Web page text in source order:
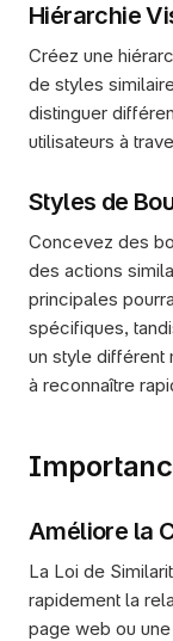
Hiérarchie
Créez une
de styles
distinguer
utilisateurs à
Styles de
Concevez des
des actions
principales
spécifiques,
un style différent
à reconnaître
Améliore la
La Loi de
rapidement la
page web ou